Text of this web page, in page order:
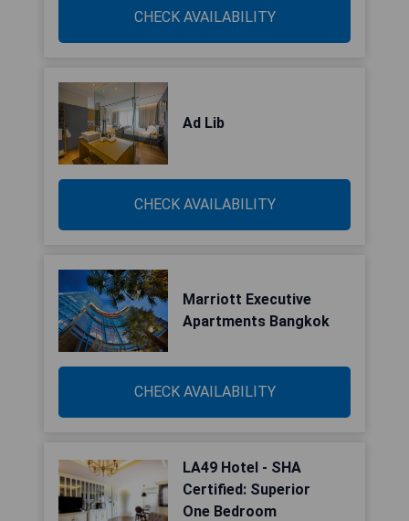
CHECK AVAILABILITY
Ad Lib
CHECK AVAILABILITY
Marriott Executive
Apartments Bangkok
CHECK AVAILABILITY
LA49 Hotel - SHA
Certified: Superior
One Bedroom